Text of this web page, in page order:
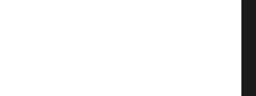
gustoasa, o recomand tuturor